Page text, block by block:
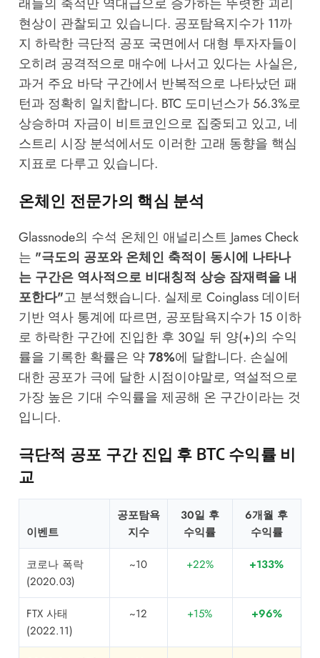
현상이 관찰되고 있습니다. 공포탐욕지수가 11까
지 하락한 극단적 공포 국면에서 대형 투자자들이
오히려 공격적으로 매수에 나서고 있다는 사실은,
과거 주요 바닥 구간에서 반복적으로 나타났던 패
턴과 정확히 일치합니다. BTC 도미넌스가 56.3%로
상승하며 자금이 비트코인으로 집중되고 있고, 네
스트리 시장 분석에서도 이러한 고래 동향을 핵심
지표로 다루고 있습니다.
온체인 전문가의 핵심 분석
Glassnode의 수석 온체인 애널리스트 James Check
는 "극도의 공포와 온체인 축적이 동시에 나타나
는 구간은 역사적으로 비대칭적 상승 잠재력을 내
포한다"고 분석했습니다. 실제로 Coinglass데이터
기반 역사 통계에 따르면, 공포탐욕지수가 15 이하
로 하락한 구간에 진입한 후 30일 뒤 양(+)의 수익
률을 기록한 확률은 약78%에 달합니다. 손실에
대한 공포가 극에 달한 시점이야말로, 역설적으로
가장 높은 기대 수익률을 제공해 온 구간이라는 것
입니다.
극단적 공포 구간 진입 후 BTC 수익률 비
교
이벤트
공포탐욕
지수
30일 후
수익률
6개월 후
수익률
코로나 폭락
(2020.03)
~10 +22% +133%
FTX 사태
(2022.11)
~12 +15% +96%